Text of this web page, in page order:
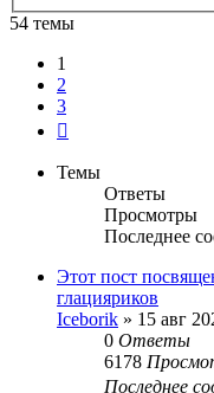
54 темы
1
2
3
Темы
Ответы
Просмотры
Последнее
Этот пост
глацияриков
Iceborik » 15 авг
0 Ответы
6178
Последнее